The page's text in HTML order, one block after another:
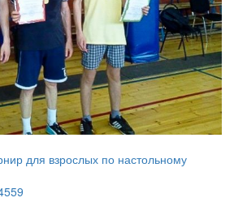
для взрослых по настольному